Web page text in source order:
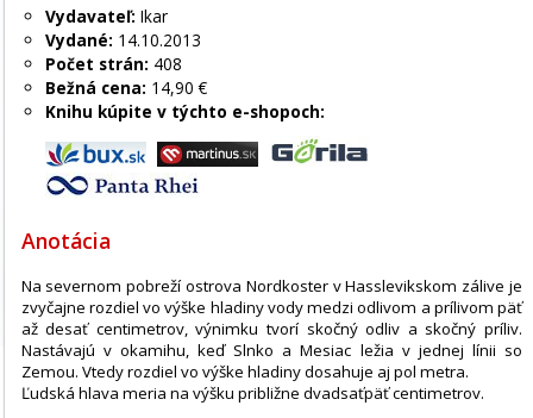
Vydavateľ: Ikar
Vydané: 14.10.2013
Počet strán: 408
Bežná cena: 14,90 €
Knihu kúpite v týchto e-shopoch:
Anotácia
Na severnom pobreží ostrova Nordkoster v Hasslevikskom zálive je
zvyčajne rozdiel vo výške hladiny vody medzi odlivom a prílivom päť
až desať centimetrov, výnimku tvorí skočný odliv a skočný príliv.
Nastávajú v okamihu, keď Slnko a Mesiac ležia v jednej línii so
Zemou. Vtedy rozdiel vo výške hladiny dosahuje aj pol metra.
Ľudská hlava meria na výšku približne dvadsaťpäť centimetrov.